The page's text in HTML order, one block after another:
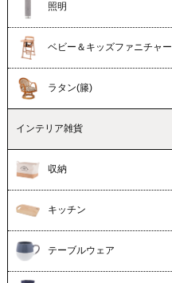
照明
ベビー＆キッズファニチャー
ラタン(籐)
インテリア雑貨
収納
キッチン
テーブルウェア